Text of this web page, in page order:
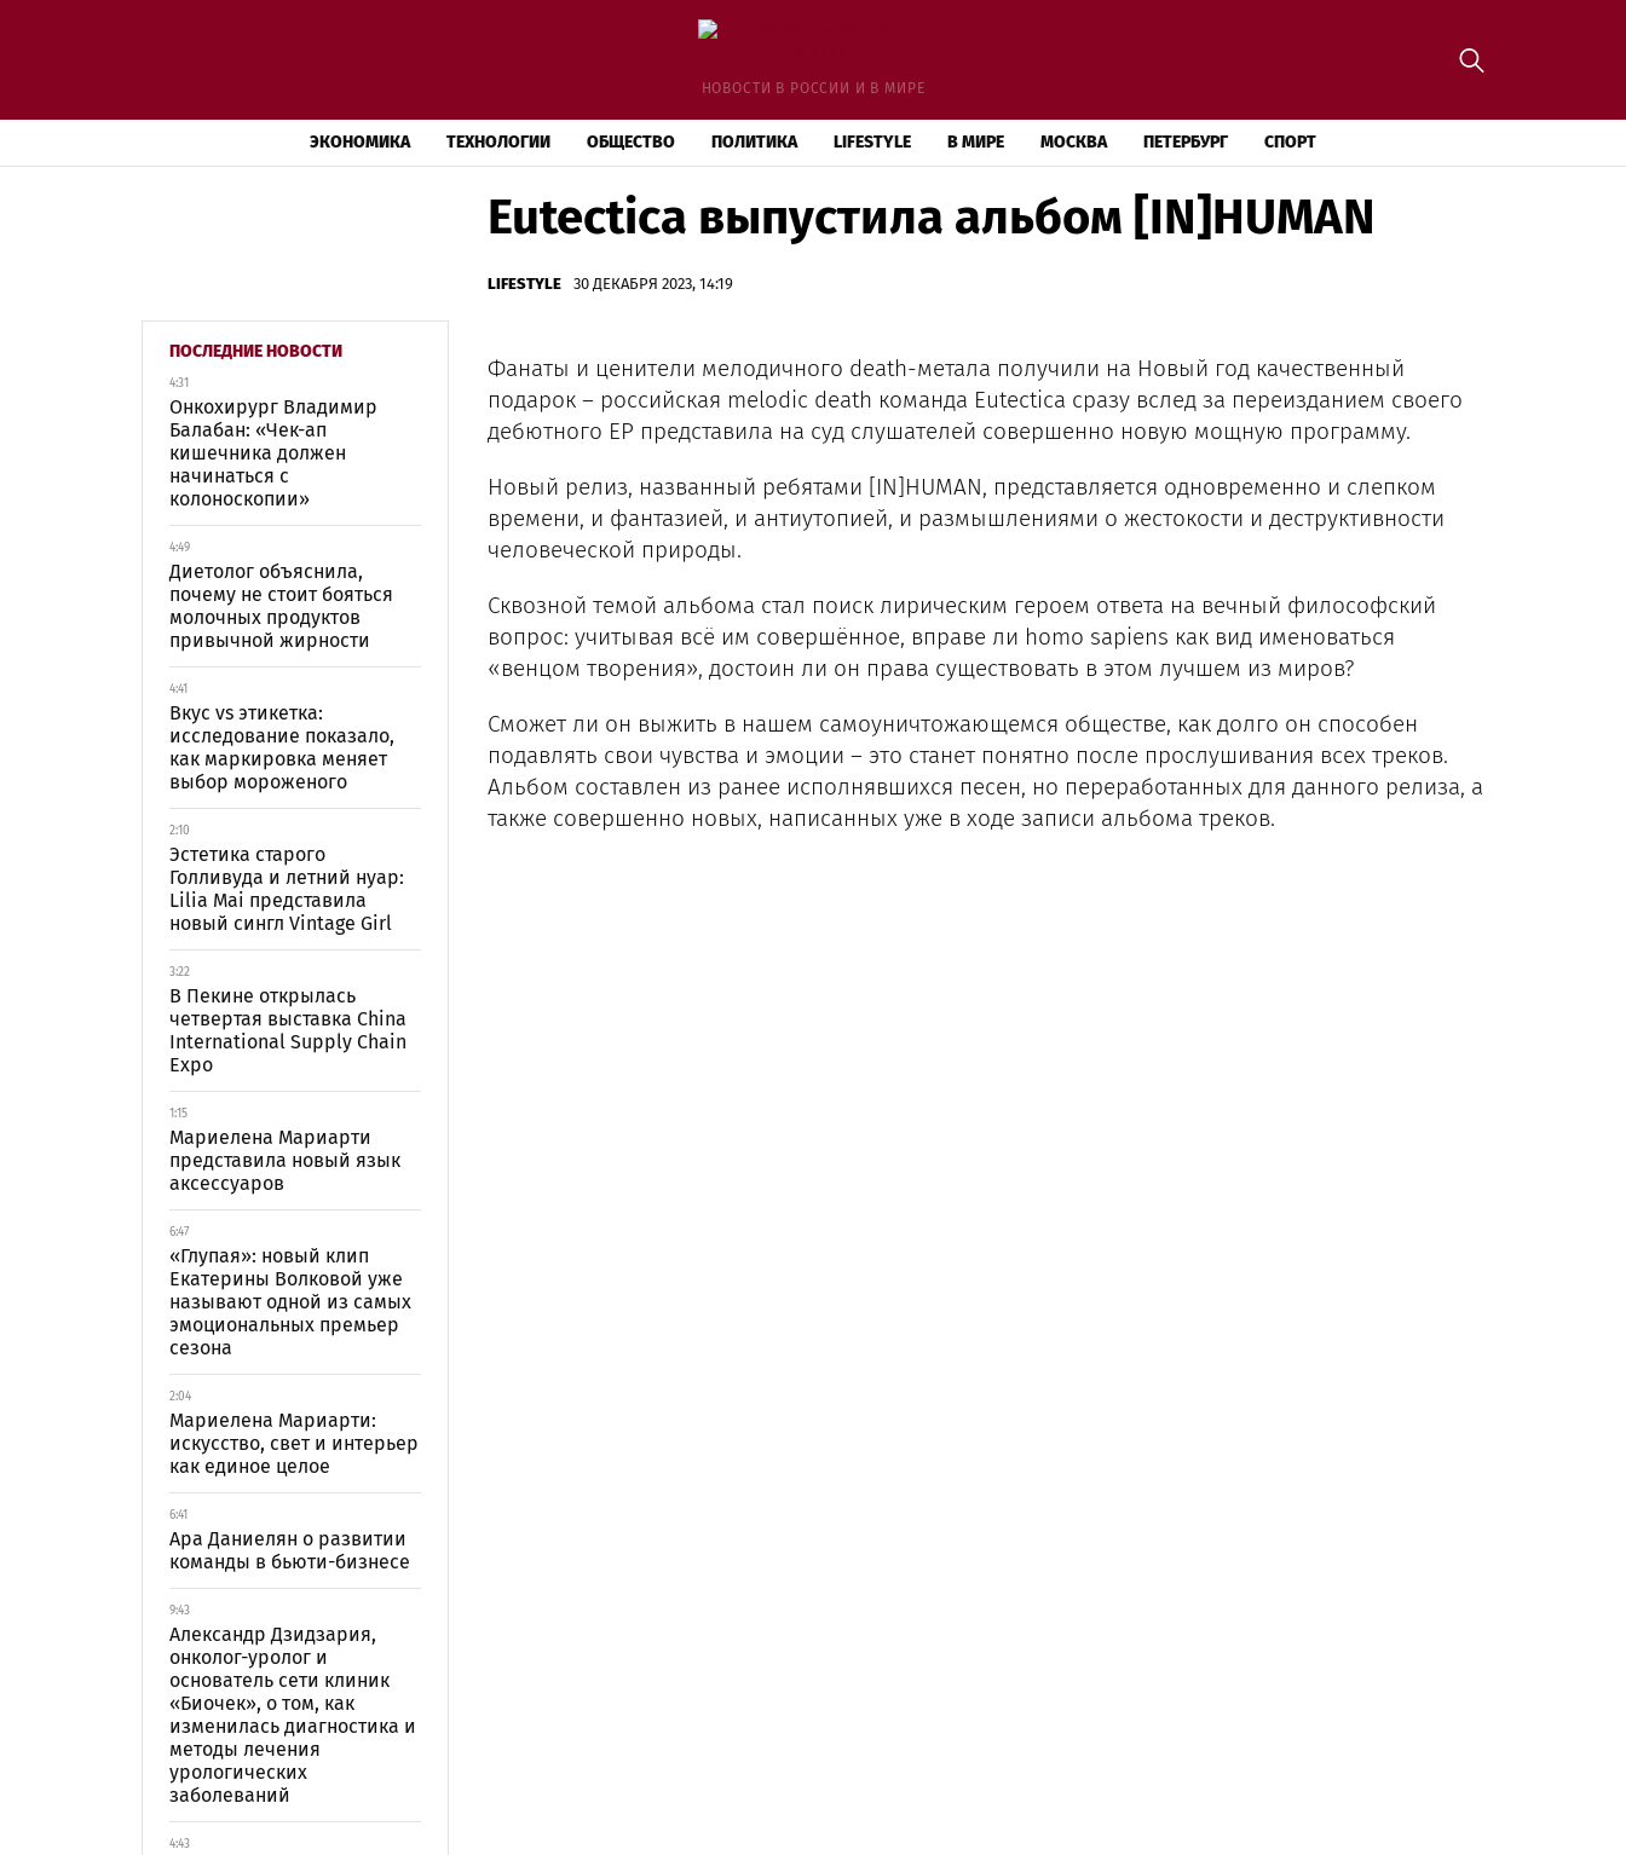
НОВОСТИ В РОССИИ И В МИРЕ
ЭКОНОМИКА ТЕХНОЛОГИИ ОБЩЕСТВО ПОЛИТИКА LIFESTYLE В МИРЕ МОСКВА ПЕТЕРБУРГ СПОРТ
Eutectica выпустила альбом [IN]HUMAN
LIFESTYLE 30 ДЕКАБРЯ 2023, 14:19
ПОСЛЕДНИЕ НОВОСТИ
4:31
Онкохирург Владимир
Балабан: «Чек-ап
кишечника должен
начинаться с
колоноскопии»
4:49
Диетолог объяснила,
почему не стоит бояться
молочных продуктов
привычной жирности
4:41
Вкус vs этикетка:
исследование показало,
как маркировка меняет
выбор мороженого
2:10
Эстетика старого
Голливуда и летний нуар:
Lilia Mai представила
новый сингл Vintage Girl
3:22
В Пекине открылась
четвертая выставка China
International Supply Chain
Expo
1:15
Мариелена Мариарти
представила новый язык
аксессуаров
6:47
«Глупая»: новый клип
Екатерины Волковой уже
называют одной из самых
эмоциональных премьер
сезона
2:04
Мариелена Мариарти:
искусство, свет и интерьер
как единое целое
6:41
Ара Даниелян о развитии
команды в бьюти-бизнесе
9:43
Александр Дзидзария,
онколог-уролог и
основатель сети клиник
«Биочек», о том, как
изменилась диагностика и
методы лечения
урологических
заболеваний
4:43
Фанаты и ценители мелодичного death-метала получили на Новый год качественный
подарок – российская melodic death команда Eutectica сразу вслед за переизданием своего
дебютного EP представила на суд слушателей совершенно новую мощную программу.
Новый релиз, названный ребятами [IN]HUMAN, представляется одновременно и слепком
времени, и фантазией, и антиутопией, и размышлениями о жестокости и деструктивности
человеческой природы.
Сквозной темой альбома стал поиск лирическим героем ответа на вечный философский
вопрос: учитывая всё им совершённое, вправе ли homo sapiens как вид именоваться
«венцом творения», достоин ли он права существовать в этом лучшем из миров?
Сможет ли он выжить в нашем самоуничтожающемся обществе, как долго он способен
подавлять свои чувства и эмоции – это станет понятно после прослушивания всех треков.
Альбом составлен из ранее исполнявшихся песен, но переработанных для данного релиза, а
также совершенно новых, написанных уже в ходе записи альбома треков.